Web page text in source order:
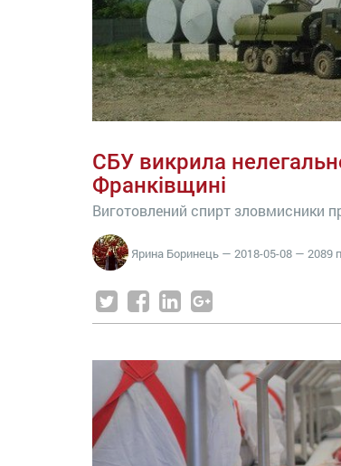
СБУ викрила
Франківщині
Виготовлений спирт зловмисники
Ярина Боринець — 2018-05-08 — 2089